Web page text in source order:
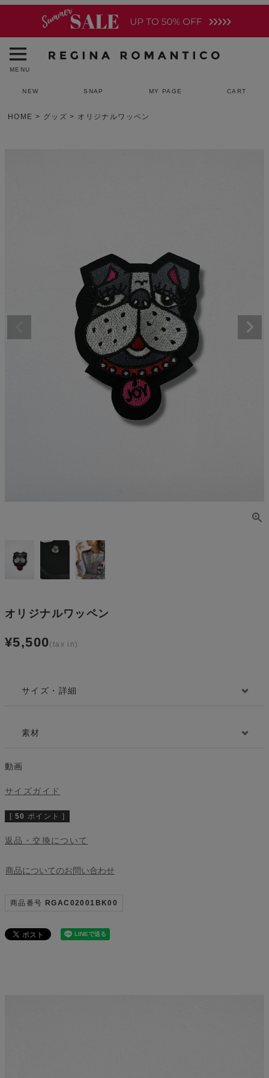
MENU
NEW SNAP MY PAGE CART
HOME グッズ オリジナルワッペン
オリジナルワッペン
¥5,500
サイズ・詳細
素材
動画
サイズガイド
[ 50 ポイント ]
返品・交換について
商品についてのお問い合わせ
商品番号 RGAC02001BK00